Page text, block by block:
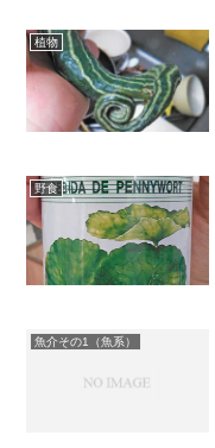
植物
野食
魚介その1（魚系）